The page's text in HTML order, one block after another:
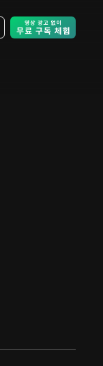
Free Trial -